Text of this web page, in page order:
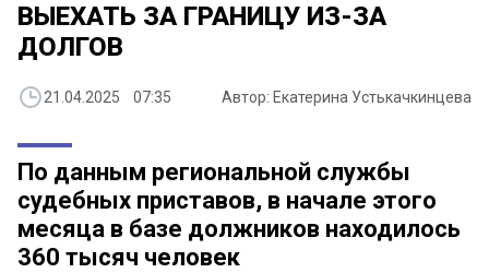
ВЫЕХАТЬ ЗА ГРАНИЦУ ИЗ-ЗА
ДОЛГОВ
21.04.2025 07:35 Автор: Екатерина Устькачкинцева
По данным региональной службы
судебных приставов, в начале этого
месяца в базе должников находилось
360 тысяч человек